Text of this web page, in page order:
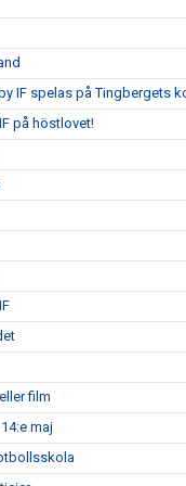
IF spelas på Tingbergets
på höstlovet!
film
maj